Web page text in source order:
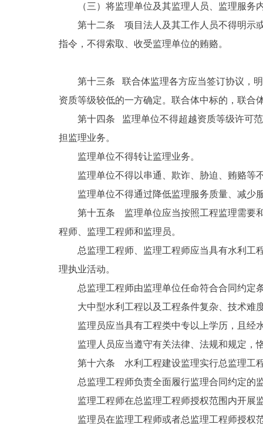
（三）将监理单位及其监理人员、监理服
第十二条 项目法人及其工作人员不得明示
指令，不得索取、收受监理单位的贿赂。
第十三条 联合体监理各方应当签订协议，
资质等级较低的一方确定。联合体中标的，联合
第十四条 监理单位不得超越资质等级许可
担监理业务。
监理单位不得转让监理业务。
监理单位不得以串通、欺诈、胁迫、贿赂等
监理单位不得通过降低监理服务质量、减少
第十五条 监理单位应当按照工程监理需要
程师、监理工程师和监理员。
总监理工程师、监理工程师应当具有水利工
理执业活动。
总监理工程师由监理单位任命符合合同约定
大中型水利工程以及工程条件复杂、技术难
监理员应当具有工程类中专以上学历，且经
监理人员应当遵守有关法律、法规和规定，
第十六条 水利工程建设监理实行总监理工
总监理工程师负责全面履行监理合同约定的
监理工程师在总监理工程师授权范围内开展
监理员在监理工程师或者总监理工程师授权